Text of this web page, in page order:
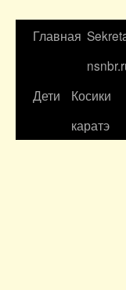
Главная
Дети
Косики
каратэ